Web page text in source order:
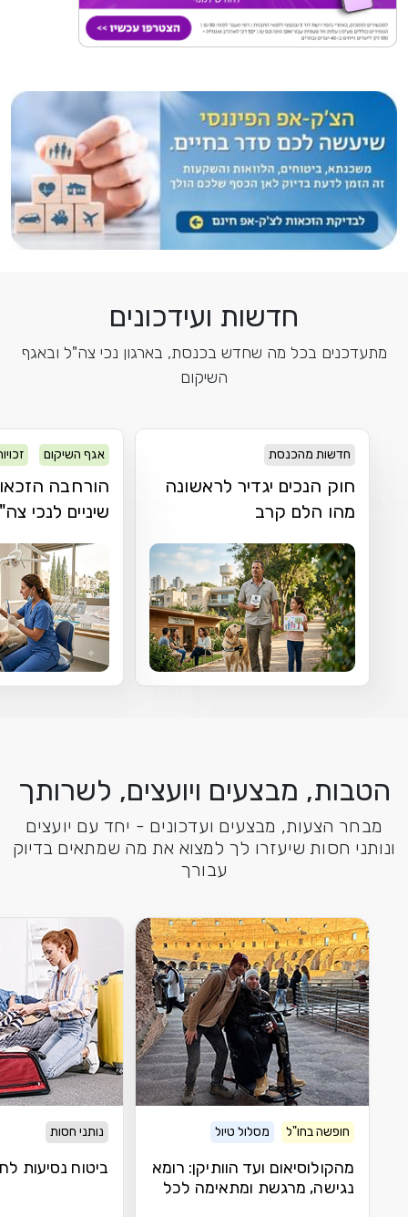
חדשות ועידכונים
מתעדכנים בכל מה שחדש בכנסת, בארגון נכי צה"ל ובאגף
השיקום
חדשות מהכנסת
חוק הנכים יגדיר לראשונה
מהו הלם קרב
אגף השיקום
הורחבה
שיניים לנכי
הטבות, מבצעים ויועצים, לשרותך
מבחר הצעות, מבצעים ועדכונים - יחד עם יועצים
ונותני חסות שיעזרו לך למצוא את מה שמתאים בדיוק
עבורך
חופשה בחו"ל מסלול טיול
מהקולוסיאום ועד הוותיקן: רומא
נגישה, מרגשת ומתאימה לכל
נותני חסות
ביטוח נסיעות